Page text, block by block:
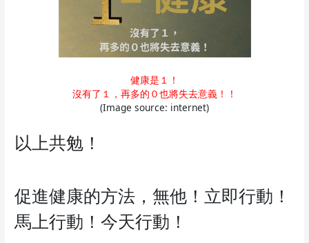
健康是１！
沒有了１，再多的０也將失去意義！！
(Image source: internet)
以上共勉！
促進健康的方法，無他！立即行動！
馬上行動！今天行動！